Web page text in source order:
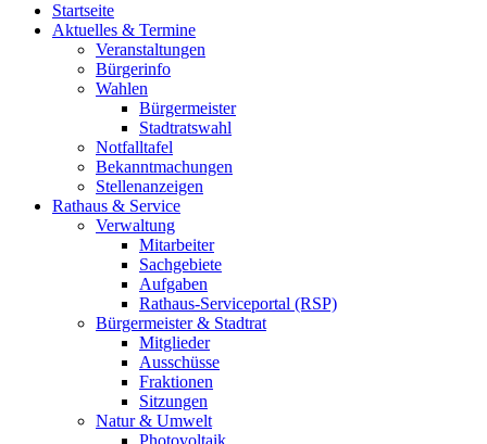
Startseite
Aktuelles & Termine
Veranstaltungen
Bürgerinfo
Wahlen
Bürgermeister
Stadtratswahl
Notfalltafel
Bekanntmachungen
Stellenanzeigen
Rathaus & Service
Verwaltung
Mitarbeiter
Sachgebiete
Aufgaben
Rathaus-Serviceportal (RSP)
Bürgermeister & Stadtrat
Mitglieder
Ausschüsse
Fraktionen
Sitzungen
Natur & Umwelt
Photovoltaik